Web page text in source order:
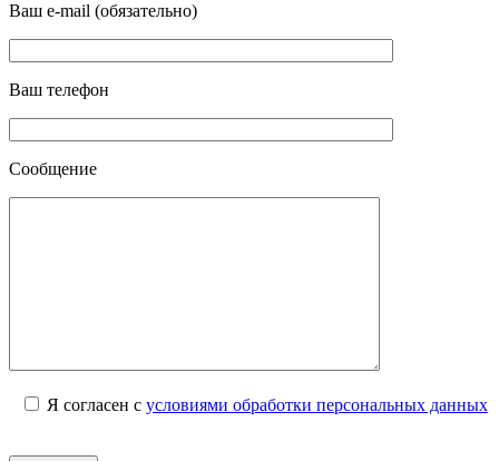
Ваш e-mail (обязательно)
Ваш телефон
Сообщение
Я согласен с условиями обработки персональных данных